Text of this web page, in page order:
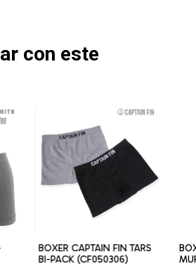
con este
BOXER CAPTAIN FIN TARS
BI-PACK (CF050306)